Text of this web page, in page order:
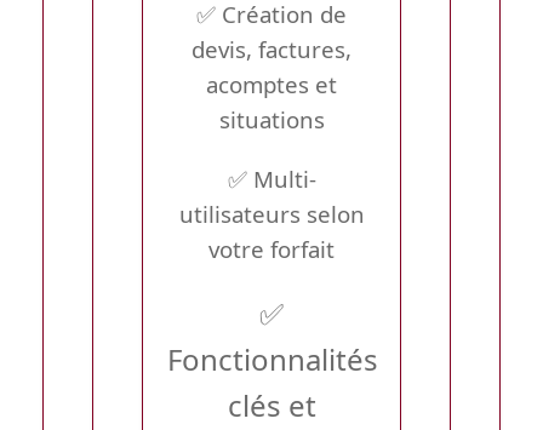
✅ Création de
devis, factures,
acomptes et
situations
✅ Multi-
utilisateurs selon
votre forfait
✅
Fonctionnalités
clés et